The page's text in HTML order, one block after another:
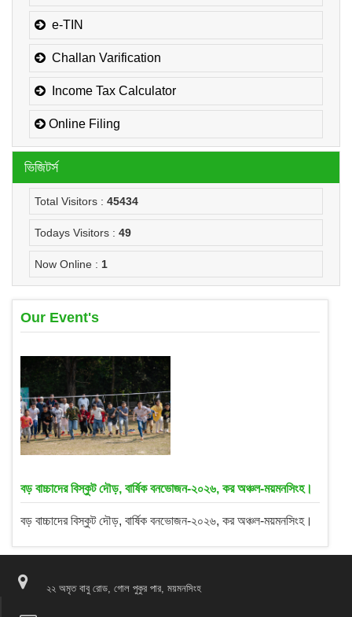
Our Event's
বড় বাচ্চাদের বিস্কুট দৌড়, বার্ষিক বনভোজন-২০২৬, কর অঞ্চল-ময়মনসিংহ।
বড় বাচ্চাদের বিস্কুট দৌড়, বার্ষিক বনভোজন-২০২৬, কর অঞ্চল-ময়মনসিংহ।
e-TIN
Challan Varification
Income Tax Calculator
Online Filing
ভিজিটর্স
Total Visitors : 45434
Todays Visitors : 49
Now Online : 1
২২ অমৃত বাবু রোড, গোল পুকুর পার, ময়মনসিংহ